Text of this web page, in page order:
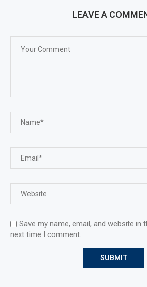
LEAVE A
Save my name, email, and website in
next time I comment.